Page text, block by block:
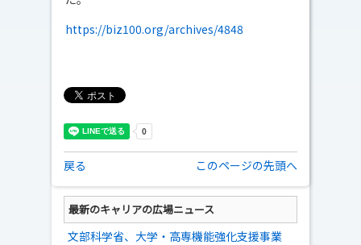
https://biz100.org/archives/4848
戻る このページの先頭へ
最新のキャリアの広場ニュース
文部科学省、大学・高専機能強化支援事業